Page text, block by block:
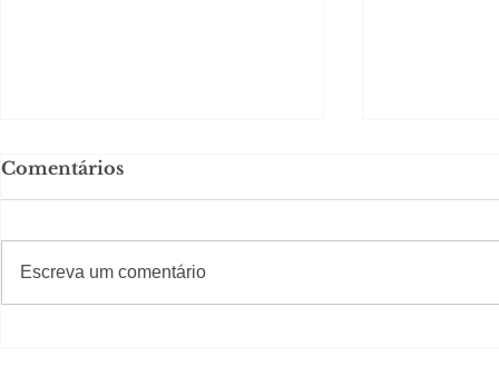
Comentários
Escreva um comentário
#Sugestões